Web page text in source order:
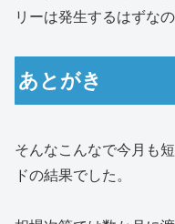
リーは発生するはずなの
あとがき
そんなこんなで今月も
ドの結果でした。